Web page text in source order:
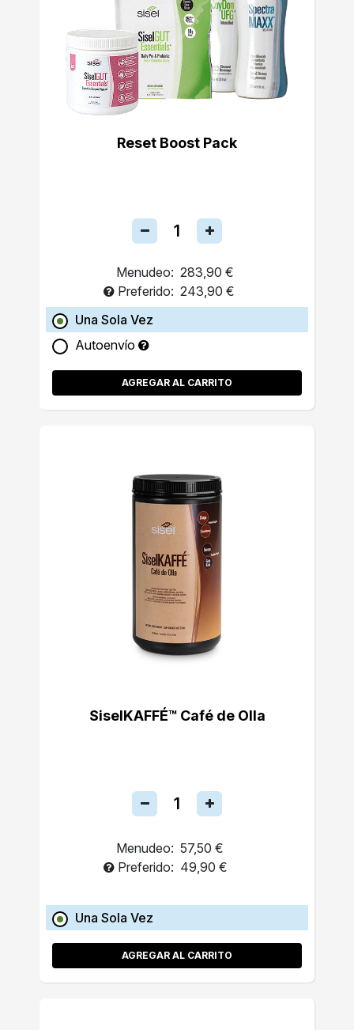
Reset Boost Pack
Menudeo: 283,90 €
Preferido: 243,90 €
Una Sola Vez
Autoenvío
AGREGAR AL CARRITO
SiselKAFFÉ™ Café de Olla
Menudeo: 57,50 €
Preferido: 49,90 €
Una Sola Vez
AGREGAR AL CARRITO